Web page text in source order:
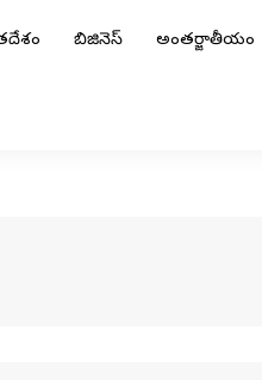
బిజినెస్ అంతర్జాతీయం